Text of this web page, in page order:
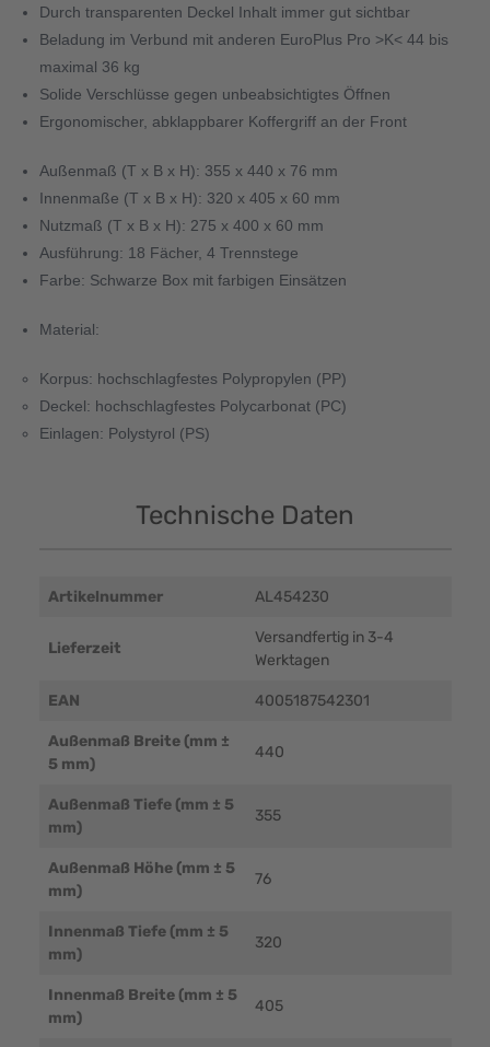
Durch transparenten Deckel Inhalt immer gut sichtbar
Beladung im Verbund mit anderen EuroPlus Pro >K< 44 bis
maximal 36 kg
Solide Verschlüsse gegen unbeabsichtigtes Öffnen
Ergonomischer, abklappbarer Koffergriff an der Front
Außenmaß (T x B x H): 355 x 440 x 76 mm
Innenmaße (T x B x H): 320 x 405 x 60 mm
Nutzmaß (T x B x H): 275 x 400 x 60 mm
Ausführung: 18 Fächer, 4 Trennstege
Farbe: Schwarze Box mit farbigen Einsätzen
Material:
Korpus: hochschlagfestes Polypropylen (PP)
Deckel: hochschlagfestes Polycarbonat (PC)
Einlagen: Polystyrol (PS)
Technische Daten
Artikelnummer AL454230
Lieferzeit
Versandfertig in 3-4
Werktagen
EAN 4005187542301
Außenmaß Breite (mm ±
5 mm)
440
Außenmaß Tiefe (mm ± 5
mm)
355
Außenmaß Höhe (mm ± 5
mm)
76
Innenmaß Tiefe (mm ± 5
mm)
320
Innenmaß Breite (mm ± 5
mm)
405